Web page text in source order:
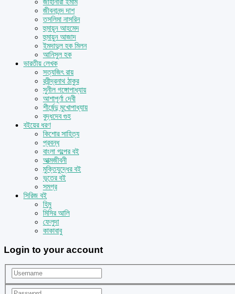
জাহানারা ইমাম
জীবনানন্দ দাশ
তসলিমা নাসরিন
হুমায়ূন আহমেদ
হুমায়ুন আজাদ
ইমদাদুল হক মিলন
আনিসুল হক
ভারতীয় লেখক
সত্যজিৎ রায়
রবীন্দ্রনাথ ঠাকুর
সুনীল গঙ্গোপাধ্যায়
আশাপূর্ণা দেবী
শীর্ষেন্দু মুখোপাধ্যায়
বুদ্ধদেব গুহ
বইয়ের ধরণ
কিশোর সাহিত্য
প্রবন্ধ
বাংলা গল্পের বই
আত্মজীবনী
মুক্তিযুদ্ধের বই
ভূতের বই
সমগ্র
সিরিজ বই
হিমু
মিসির আলি
ফেলুদা
কাকাবাবু
Login to your account